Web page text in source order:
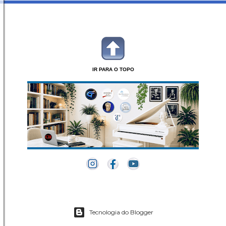
IR PARA O TOPO
Tecnologia do Blogger